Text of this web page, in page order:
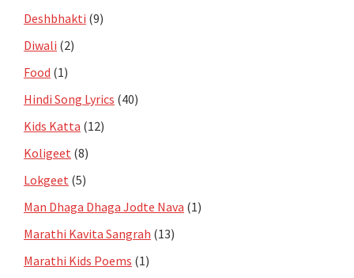
Deshbhakti (9)
Diwali (2)
Food (1)
Hindi Song Lyrics (40)
Kids Katta (12)
Koligeet (8)
Lokgeet (5)
Man Dhaga Dhaga Jodte Nava (1)
Marathi Kavita Sangrah (13)
Marathi Kids Poems (1)